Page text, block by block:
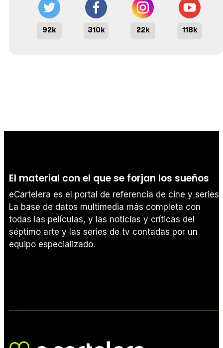
92k 310k 22k 118k
El material con el que se forjan los sueños
eCartelera es el portal de referencia de cine y series.
La base de datos multimedia más completa con
todas las películas, y las noticias y críticas del
séptimo arte y las series de tv contadas por un
equipo especializado.